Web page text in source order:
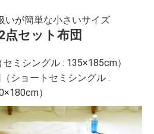
いが簡単な小さいサイズ
点セット布団
ミシングル : 135×185cm）
ショートセミシングル :
）